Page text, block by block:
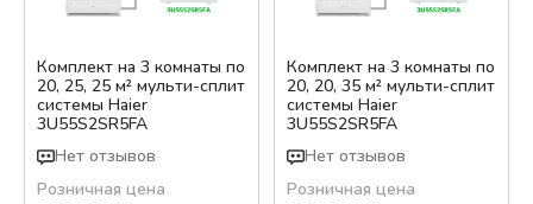
Бренд:
Haier
IGC
Комплект на 3 комнаты по
20, 25, 25 м² мульти-сплит
системы Haier
3U55S2SR5FA
Нет отзывов
Розничная цена
Комплект на 3 комнаты по
20, 20, 35 м² мульти-сплит
системы Haier
3U55S2SR5FA
Нет отзывов
Розничная цена